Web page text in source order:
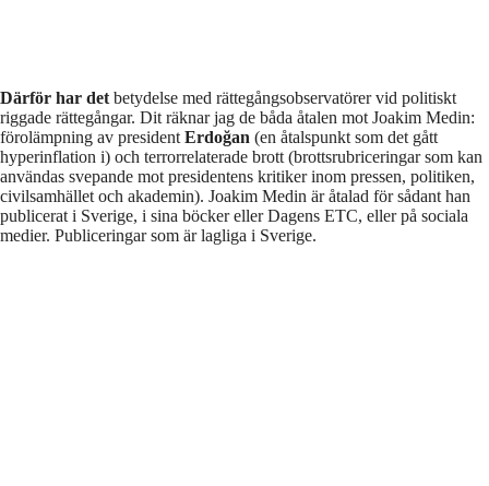
Därför har det betydelse med rättegångsobservatörer vid politiskt
riggade rättegångar. Dit räknar jag de båda åtalen mot Joakim Medin:
förolämpning av president Erdoğan (en åtalspunkt som det gått
hyperinflation i) och terrorrelaterade brott (brottsrubriceringar som kan
användas svepande mot presidentens kritiker inom pressen, politiken,
civilsamhället och akademin). Joakim Medin är åtalad för sådant han
publicerat i Sverige, i sina böcker eller Dagens ETC, eller på sociala
medier. Publiceringar som är lagliga i Sverige.